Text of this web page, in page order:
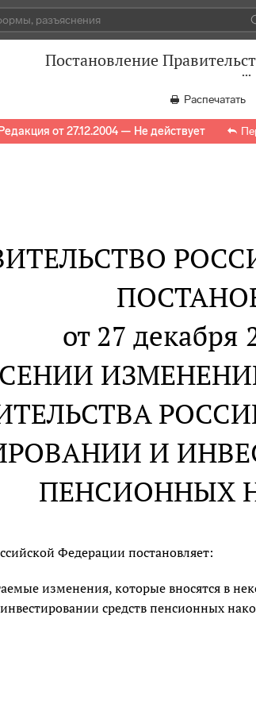
Постановление
Распечатать
Редакция от 27.12.2004 — Не действует
от 27 декабря
И
ПЕНСИОННЫХ
Федерации постановляет:
изменения, которые вносятся в
средств пенсионных